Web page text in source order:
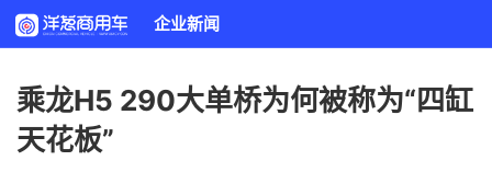
企业新闻
乘龙H5 290大单桥为何被称为“四缸
天花板”